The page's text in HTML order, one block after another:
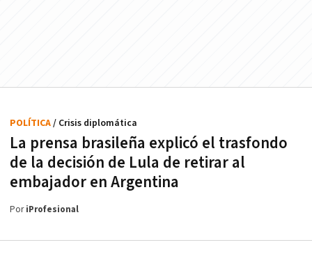
La prensa brasileña explicó el trasfondo
de la decisión de Lula de retirar al
embajador en Argentina
POLÍTICA/ Crisis diplomática
PoriProfesional